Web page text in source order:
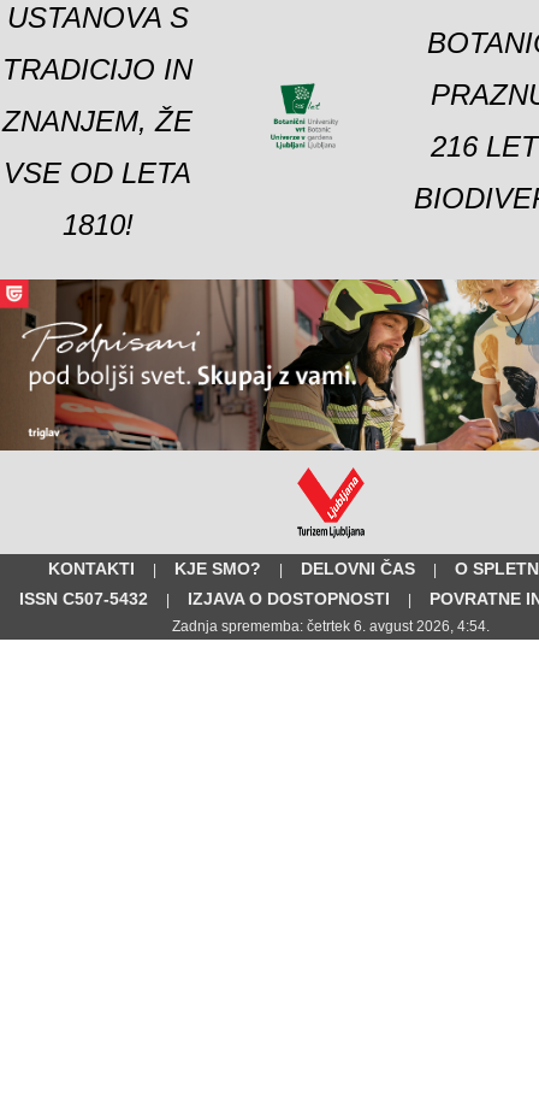
USTANOVA S
TRADICIJO IN
ZNANJEM, ŽE
VSE OD LETA
1810!
216
KONTAKTI | KJE SMO? | DELOVNI ČAS |
O
ISSN C507-5432
| IZJAVA O DOSTOPNOSTI | POVRATNE
Zadnja sprememba: četrtek 6. avgust 2026, 4:54.